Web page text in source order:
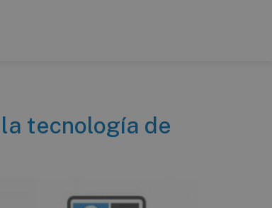
tecnología de